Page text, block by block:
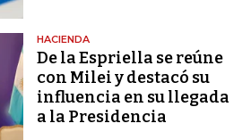
HACIENDA
De la Espriella se reúne
con Milei y destacó su
influencia en su llegada
a la Presidencia